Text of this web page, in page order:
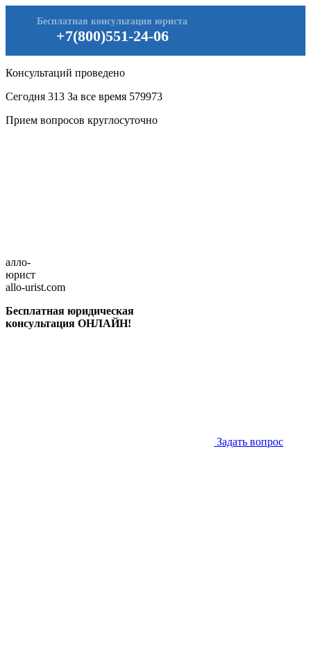
+7(800)551-24-06
Бесплатная консультация юриста
Консультаций проведено
Сегодня 313 За все время 579973
Прием вопросов круглосуточно
алло-
юрист
allo-urist.com
Бесплатная юридическая
консультация ОНЛАЙН!
Задать вопрос